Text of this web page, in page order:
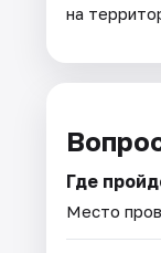
на
Где
Место